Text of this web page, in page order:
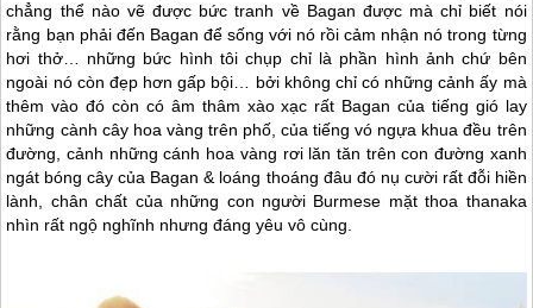
chẳng thể nào vẽ được bức tranh về Bagan được mà chỉ biết nói
rằng bạn phải đến Bagan để sống với nó rồi cảm nhận nó trong từng
hơi thở… những bức hình tôi chụp chỉ là phần hình ảnh chứ bên
ngoài nó còn đẹp hơn gấp bội… bởi không chỉ có những cảnh ấy mà
thêm vào đó còn có âm thâm xào xạc rất Bagan của tiếng gió lay
những cành cây hoa vàng trên phố, của tiếng vó ngựa khua đều trên
đường, cảnh những cánh hoa vàng rơi lăn tăn trên con đường xanh
ngát bóng cây của Bagan & loáng thoáng đâu đó nụ cười rất đỗi hiền
lành, chân chất của những con người Burmese mặt thoa thanaka
nhìn rất ngộ nghĩnh nhưng đáng yêu vô cùng.